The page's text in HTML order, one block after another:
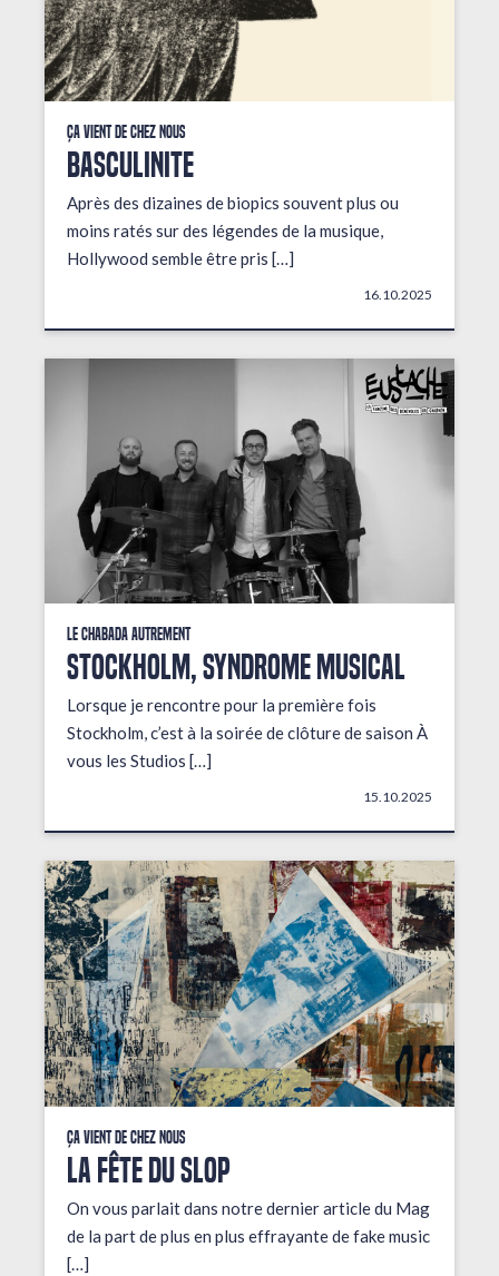
Ça vient de chez nous
BASCULINITE
Après des dizaines de biopics souvent plus ou
moins ratés sur des légendes de la musique,
Hollywood semble être pris […]
16.10.2025
Le Chabada autrement
STOCKHOLM, Syndrome musical
Lorsque je rencontre pour la première fois
Stockholm, c’est à la soirée de clôture de saison À
vous les Studios […]
15.10.2025
Ça vient de chez nous
LA FÊTE DU SLOP
On vous parlait dans notre dernier article du Mag
de la part de plus en plus effrayante de fake music
[…]